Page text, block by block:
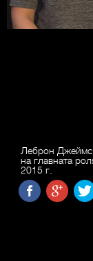
Леброн Джеймс
на главната
2015 г.